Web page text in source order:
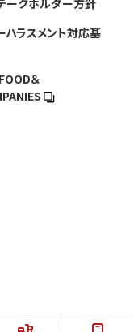
ークホルダー方針
ハラスメント対応基
＆